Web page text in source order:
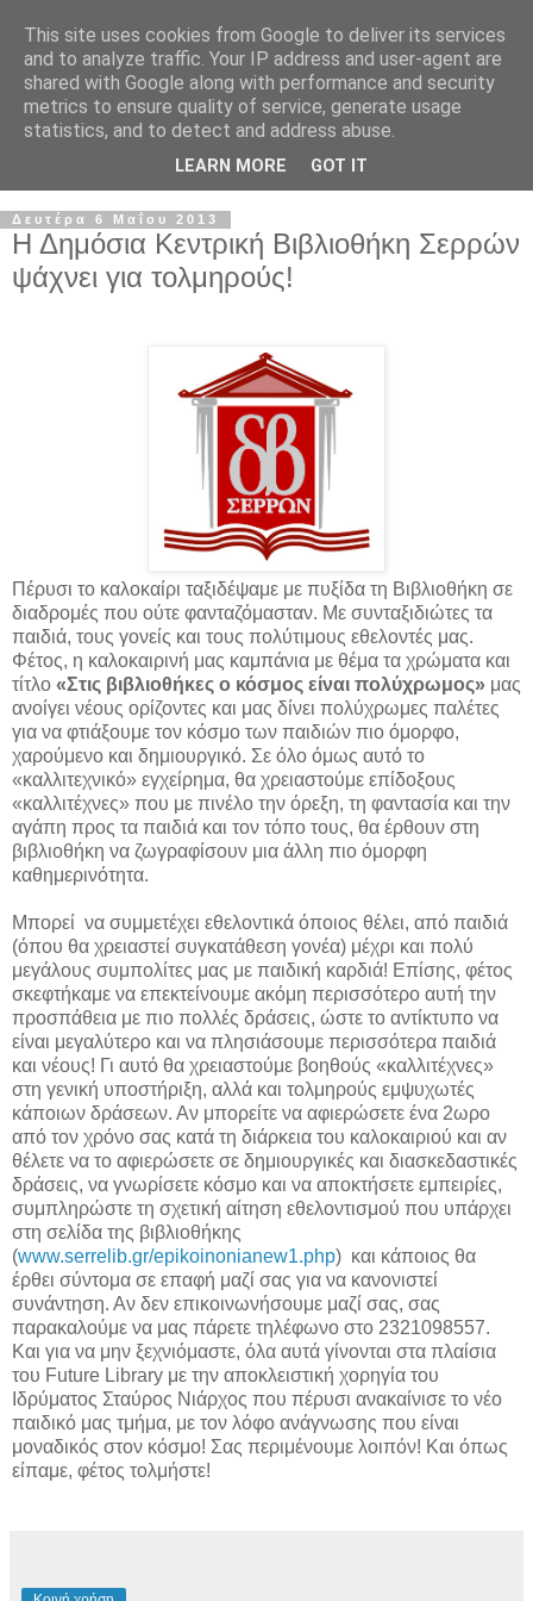
Δευτέρα 6 Μαΐου 2013
Η Δημόσια Κεντρική Βιβλιοθήκη Σερρών
ψάχνει για τολμηρούς!
Πέρυσι το καλοκαίρι ταξιδέψαμε με πυξίδα τη Βιβλιοθήκη σε
διαδρομές που ούτε φανταζόμασταν. Με συνταξιδιώτες τα
παιδιά, τους γονείς και τους πολύτιμους εθελοντές μας.
Φέτος, η καλοκαιρινή μας καμπάνια με θέμα τα χρώματα και
τίτλο «Στις βιβλιοθήκες ο κόσμος είναι πολύχρωμος» μας
ανοίγει νέους ορίζοντες και μας δίνει πολύχρωμες παλέτες
για να φτιάξουμε τον κόσμο των παιδιών πιο όμορφο,
χαρούμενο και δημιουργικό. Σε όλο όμως αυτό το
«καλλιτεχνικό» εγχείρημα, θα χρειαστούμε επίδοξους
«καλλιτέχνες» που με πινέλο την όρεξη, τη φαντασία και την
αγάπη προς τα παιδιά και τον τόπο τους, θα έρθουν στη
βιβλιοθήκη να ζωγραφίσουν μια άλλη πιο όμορφη
καθημερινότητα.
Μπορεί να συμμετέχει εθελοντικά όποιος θέλει, από παιδιά
(όπου θα χρειαστεί συγκατάθεση γονέα) μέχρι και πολύ
μεγάλους συμπολίτες μας με παιδική καρδιά! Επίσης, φέτος
σκεφτήκαμε να επεκτείνουμε ακόμη περισσότερο αυτή την
προσπάθεια με πιο πολλές δράσεις, ώστε το αντίκτυπο να
είναι μεγαλύτερο και να πλησιάσουμε περισσότερα παιδιά
και νέους! Γι αυτό θα χρειαστούμε βοηθούς «καλλιτέχνες»
στη γενική υποστήριξη, αλλά και τολμηρούς εμψυχωτές
κάποιων δράσεων. Αν μπορείτε να αφιερώσετε ένα 2ωρο
από τον χρόνο σας κατά τη διάρκεια του καλοκαιριού και αν
θέλετε να το αφιερώσετε σε δημιουργικές και διασκεδαστικές
δράσεις, να γνωρίσετε κόσμο και να αποκτήσετε εμπειρίες,
συμπληρώστε τη σχετική αίτηση εθελοντισμού που υπάρχει
στη σελίδα της βιβλιοθήκης
(www.serrelib.gr/epikoinonianew1.php) και κάποιος θα
έρθει σύντομα σε επαφή μαζί σας για να κανονιστεί
συνάντηση. Αν δεν επικοινωνήσουμε μαζί σας, σας
παρακαλούμε να μας πάρετε τηλέφωνο στο 2321098557.
Και για να μην ξεχνιόμαστε, όλα αυτά γίνονται στα πλαίσια
του Future Library με την αποκλειστική χορηγία του
Ιδρύματος Σταύρος Νιάρχος που πέρυσι ανακαίνισε το νέο
παιδικό μας τμήμα, με τον λόφο ανάγνωσης που είναι
μοναδικός στον κόσμο! Σας περιμένουμε λοιπόν! Και όπως
είπαμε, φέτος τολμήστε!
This site uses cookies from Google to deliver its services
and to analyze traffic. Your IP address and user-agent are
shared with Google along with performance and security
metrics to ensure quality of service, generate usage
statistics, and to detect and address abuse.
LEARN MORE GOT IT